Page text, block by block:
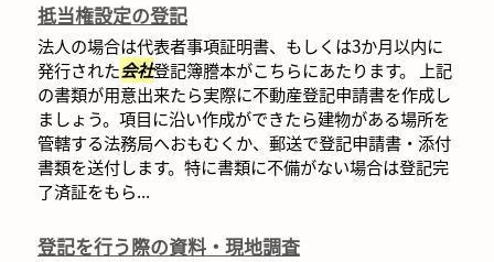
抵当権設定の登記
法人の場合は代表者事項証明書、もしくは3か月以内に
発行された会社登記簿謄本がこちらにあたります。 上記
の書類が用意出来たら実際に不動産登記申請書を作成し
ましょう。項目に沿い作成ができたら建物がある場所を
管轄する法務局へおもむくか、郵送で登記申請書・添付
書類を送付します。特に書類に不備がない場合は登記完
了済証をもら...
登記を行う際の資料・現地調査